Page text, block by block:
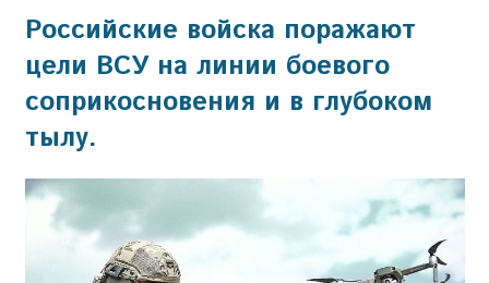
года
Российские войска поражают
цели ВСУ на линии боевого
соприкосновения и в глубоком
тылу.